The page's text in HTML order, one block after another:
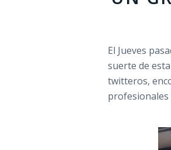
El Jueves
suerte de
twitteros,
profesionales